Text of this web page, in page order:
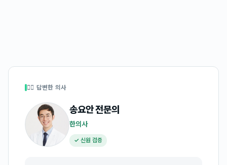
👩‍⚕️ 답변한 의사
송요안전문의
한의사
✓ 신원 검증